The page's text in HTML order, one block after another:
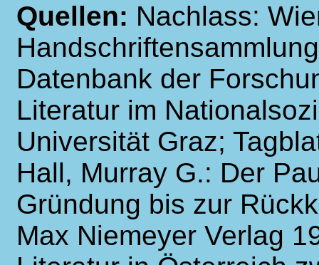
Quellen: Nachlass:
Datenbank der
Literatur im
Universität Graz;
Hall, Murray G.: Der
Gründung bis zur
Max Niemeyer Verlag